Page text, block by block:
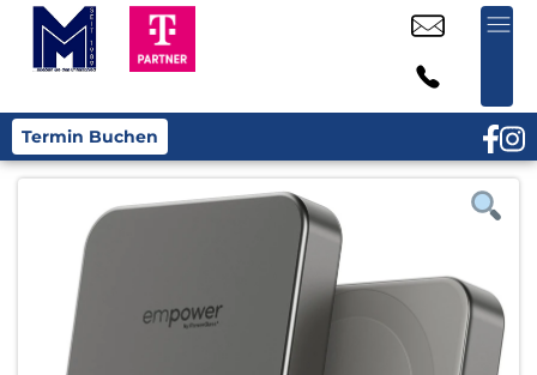
Termin Buchen